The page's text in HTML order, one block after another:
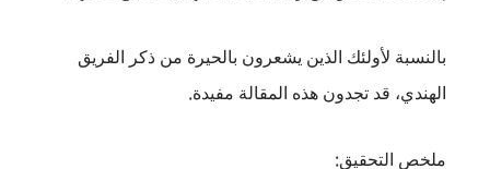
بالنسبة لأولئك الذين يشعرون بالحيرة من ذكر الفريق
الهندي، قد تجدون هذه المقالة مفيدة.
ملخص التحقيق: